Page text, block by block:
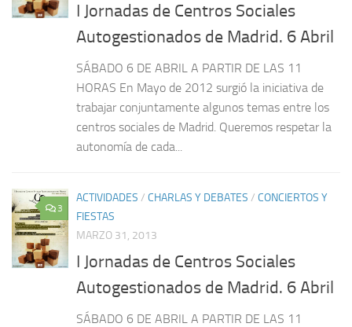
I Jornadas de Centros Sociales
Autogestionados de Madrid. 6 Abril
SÁBADO 6 DE ABRIL A PARTIR DE LAS 11
HORAS En Mayo de 2012 surgió la iniciativa de
trabajar conjuntamente algunos temas entre los
centros sociales de Madrid. Queremos respetar la
autonomía de cada...
3
ACTIVIDADES / CHARLAS Y DEBATES / CONCIERTOS Y
FIESTAS
MARZO 31, 2013
I Jornadas de Centros Sociales
Autogestionados de Madrid. 6 Abril
SÁBADO 6 DE ABRIL A PARTIR DE LAS 11